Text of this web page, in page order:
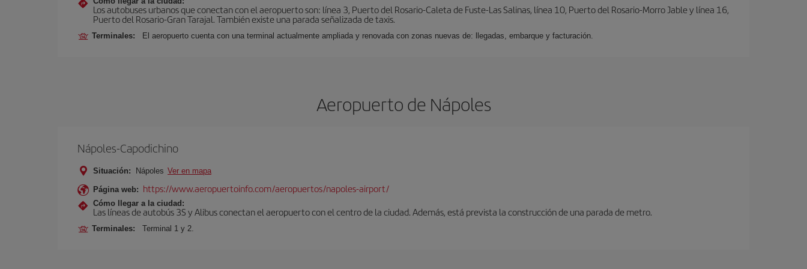
Los autobuses urbanos que conectan con el aeropuerto son: línea 3, Puerto del Rosario-Caleta de Fuste-Las Salinas, línea 10, Puerto del Rosario-Morro Jable y línea 16,
Puerto del Rosario-Gran Tarajal. También existe una parada señalizada de taxis.
Terminales: El aeropuerto cuenta con una terminal actualmente ampliada y renovada con zonas nuevas de: llegadas, embarque y facturación.
Aeropuerto de Nápoles
Nápoles-Capodichino
Situación: Nápoles Ver en mapa
Página web: https://www.aeropuertoinfo.com/aeropuertos/napoles-airport/
Cómo llegar a la ciudad:
Las líneas de autobús 3S y Alibus conectan el aeropuerto con el centro de la ciudad. Además, está prevista la construcción de una parada de metro.
Terminales: Terminal 1 y 2.